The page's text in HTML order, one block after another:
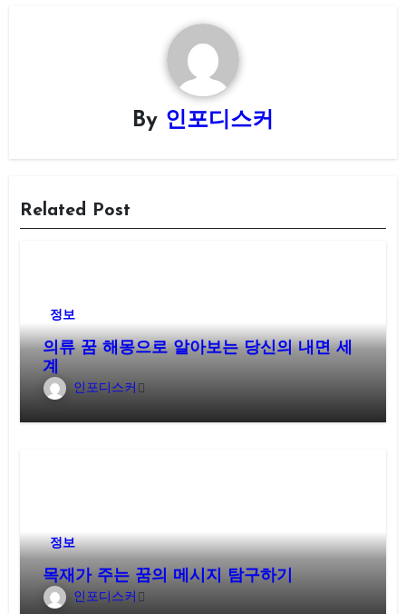
By 인포디스커
Related Post
정보
의류 꿈 해몽으로 알아보는 당신의 내면 세
계
인포디스커
정보
목재가 주는 꿈의 메시지 탐구하기
인포디스커